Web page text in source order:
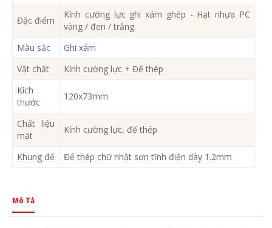
Đặc điểm
Kính cường lực ghi xám ghép - Hạt nhựa PC
vàng / đen / trắng.
Màu sắc
Ghi xám
Vật chất
Kính cường lực + Đế thép
Kích
thước
120x73mm
Chất liệu
mặt
Kính cường lực, đế thép
Khung đế Đế thép chữ nhật sơn tĩnh điện dày 1.2mm
Mô Tả